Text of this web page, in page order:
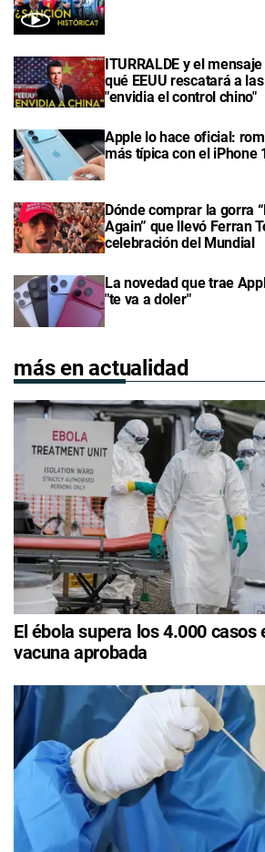
ITURRALDE y el
qué EEUU rescatará a
"envidia el control chino"
Apple lo hace oficial:
más típica con el iPhone
Dónde comprar la gorra
Again” que llevó Ferran
celebración del Mundial
La novedad que trae
"te va a doler"
más en actualidad
El ébola supera los 4.000 casos
vacuna aprobada